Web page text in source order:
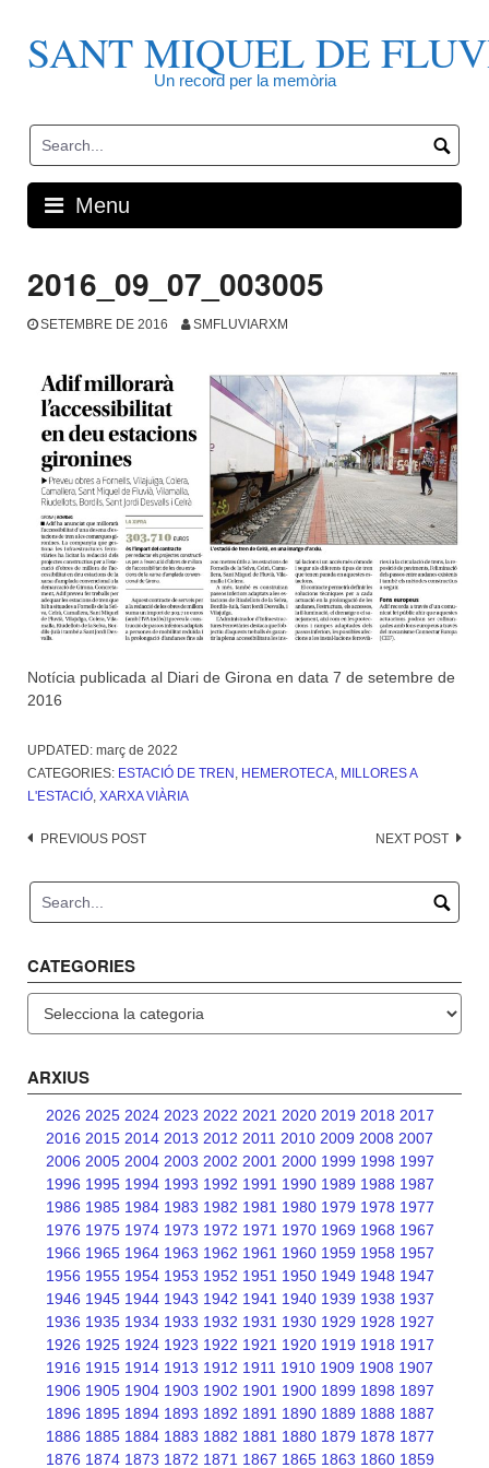
contentSANT MIQUEL DE
Un record per la memòria
Menu
2016_09_07_003005
SETEMBRE DE 2016 SMFLUVIARXM
Notícia publicada al Diari de Girona en data 7 de setembre de
2016
UPDATED: març de 2022
CATEGORIES: ESTACIÓ DE TREN HEMEROTECA MILLORES A
L'ESTACIÓ XARXA VIÀRIA
Post
PREVIOUS POST NEXT POST
CATEGORIES
Categories
ARXIUS
2026 2025 2024 2023 2022 2021 2020 2019 2018 2017
2016 2015 2014 2013 2012 2011 2010 2009 2008 2007
2006 2005 2004 2003 2002 2001 2000 1999 1998 1997
1996 1995 1994 1993 1992 1991 1990 1989 1988 1987
1986 1985 1984 1983 1982 1981 1980 1979 1978 1977
1976 1975 1974 1973 1972 1971 1970 1969 1968 1967
1966 1965 1964 1963 1962 1961 1960 1959 1958 1957
1956 1955 1954 1953 1952 1951 1950 1949 1948 1947
1946 1945 1944 1943 1942 1941 1940 1939 1938 1937
1936 1935 1934 1933 1932 1931 1930 1929 1928 1927
1926 1925 1924 1923 1922 1921 1920 1919 1918 1917
1916 1915 1914 1913 1912 1911 1910 1909 1908 1907
1906 1905 1904 1903 1902 1901 1900 1899 1898 1897
1896 1895 1894 1893 1892 1891 1890 1889 1888 1887
1886 1885 1884 1883 1882 1881 1880 1879 1878 1877
1876 1874 1873 1872 1871 1867 1865 1863 1860 1859